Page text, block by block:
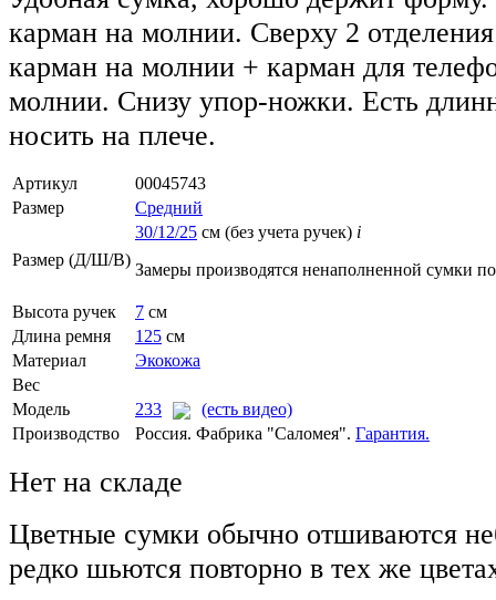
карман на молнии. Сверху 2
карман на молнии + карман для
молнии. Снизу упор-ножки. Есть
носить на плече.
Артикул
00045743
Размер
Средний
Размер (Д/Ш/В)
30/12/25 см (без учета ручек) i
Замеры производятся ненаполненной сумки
Высота ручек 7 см
Длина ремня
125 см
Материал
Экокожа
Вес
Модель
233
(есть видео)
Производство
Россия. Фабрика "Саломея". Гарантия.
Нет на складе
Цветные сумки обычно отшиваются
редко шьются повторно в тех же